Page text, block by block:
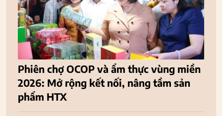
Phiên chợ OCOP và ẩm thực vùng miền
2026: Mở rộng kết nối, nâng tầm sản
phẩm HTX